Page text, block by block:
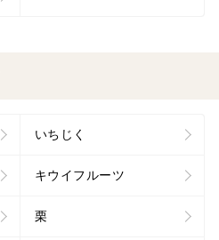
いちじく
キウイフルーツ
栗